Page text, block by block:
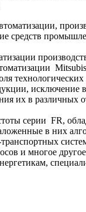
средств
исключение
их в
серии FR,
в них
и многое